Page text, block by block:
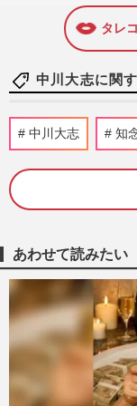
タレ
中川大志に関
有
む
週
橋
演
「
週
中川大志 知
あわせて読みたい